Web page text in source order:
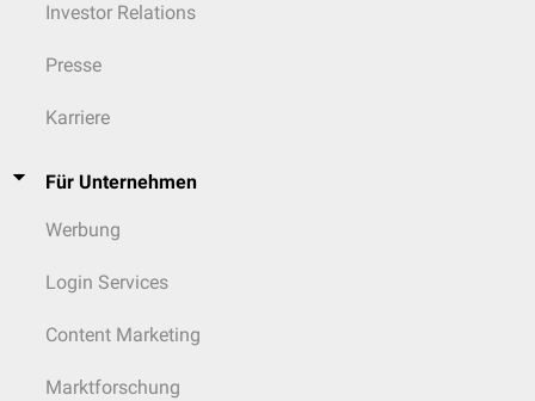
Investor Relations
Presse
Karriere
Für Unternehmen
Werbung
Login Services
Content Marketing
Marktforschung